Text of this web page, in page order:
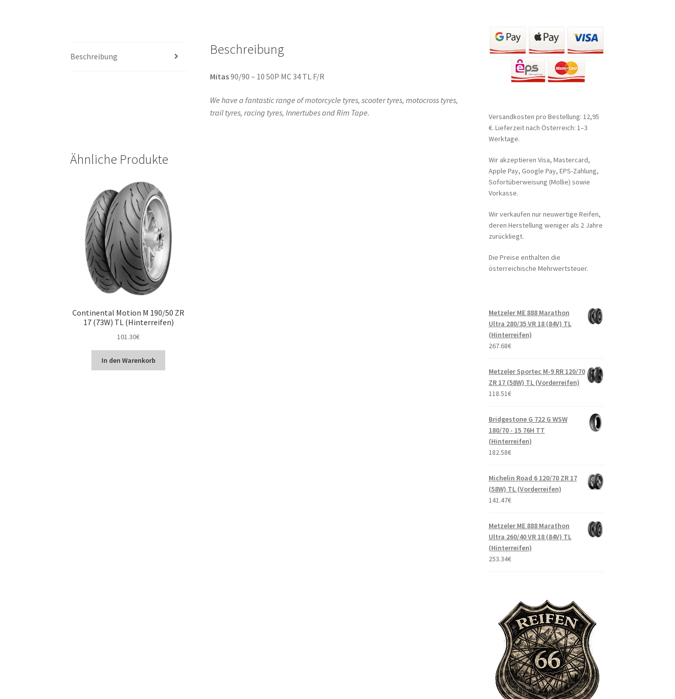
Beschreibung Beschreibung
Mitas90/90 – 10 50P MC 34 TL F/R
We have a fantastic range of motorcycle tyres, scooter tyres, motocross tyres,
trail tyres, racing tyres, Innertubes and Rim Tape.
Ähnliche Produkte
Continental Motion M 190/50 ZR
17 (73W) TL (Hinterreifen)
101.30€
In den Warenkorb
Versandkosten pro Bestellung: 12,95
€. Lieferzeit nach Österreich: 1–3
Werktage.
Wir akzeptieren Visa, Mastercard,
Apple Pay, Google Pay, EPS-Zahlung,
Sofortüberweisung (Mollie) sowie
Vorkasse.
Wir verkaufen nur neuwertige Reifen,
deren Herstellung weniger als 2 Jahre
zurückliegt.
Die Preise enthalten die
österreichische Mehrwertsteuer.
Metzeler ME 888 Marathon
Ultra 280/35 VR 18 (84V) TL
(Hinterreifen)
267.68€
Metzeler Sportec M-9 RR 120/70
ZR 17 (58W) TL (Vorderreifen)
118.51€
Bridgestone G 722 G WSW
180/70 - 15 76H TT
(Hinterreifen)
182.58€
Michelin Road 6 120/70 ZR 17
(58W) TL (Vorderreifen)
141.47€
Metzeler ME 888 Marathon
Ultra 260/40 VR 18 (84V) TL
(Hinterreifen)
253.34€